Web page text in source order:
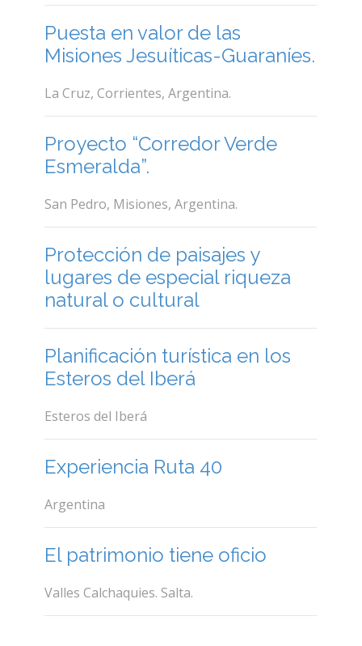
Puesta en valor de las
Misiones Jesuíticas-Guaraníes.
La Cruz, Corrientes, Argentina.
Proyecto “Corredor Verde
Esmeralda”.
San Pedro, Misiones, Argentina.
Protección de paisajes y
lugares de especial riqueza
natural o cultural
Planificación turística en los
Esteros del Iberá
Esteros del Iberá
Experiencia Ruta 40
Argentina
El patrimonio tiene oficio
Valles Calchaquies. Salta.